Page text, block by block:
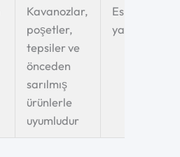
Kavanozlar,
poşetler,
tepsiler ve
önceden
sarılmış
ürünlerle
uyumludur
Esnek hat